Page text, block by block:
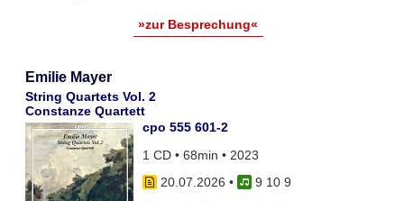
»zur Besprechung«
Emilie Mayer
String Quartets Vol. 2
Constanze Quartett
cpo 555 601-2
1 CD • 68min • 2023
20.07.2026 •
9 10 9